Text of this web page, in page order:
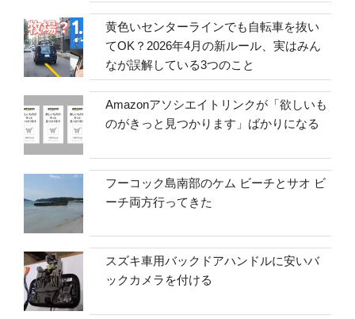
黄色いセンターラインでも自転車を抜い
てOK？2026年4月の新ルール、実はみん
なが誤解している3つのこと
Amazonアソシエイトリンクが「欲しいも
のがきっと見つかります」ばかりになる
フーコック島南部のケム ビーチとサオ ビ
ーチ両方行ってきた
スズキ車用バックドアハンドルに安いバ
ックカメラを付ける